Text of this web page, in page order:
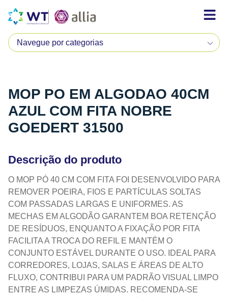
MOP PO EM ALGODAO 40CM
AZUL COM FITA NOBRE
GOEDERT 31500
Descrição do produto
O MOP PÓ 40 CM COM FITA FOI DESENVOLVIDO PARA
REMOVER POEIRA, FIOS E PARTÍCULAS SOLTAS
COM PASSADAS LARGAS E UNIFORMES. AS
MECHAS EM ALGODÃO GARANTEM BOA RETENÇÃO
DE RESÍDUOS, ENQUANTO A FIXAÇÃO POR FITA
FACILITA A TROCA DO REFIL E MANTÉM O
CONJUNTO ESTÁVEL DURANTE O USO. IDEAL PARA
CORREDORES, LOJAS, SALAS E ÁREAS DE ALTO
FLUXO, CONTRIBUI PARA UM PADRÃO VISUAL LIMPO
ENTRE AS LIMPEZAS ÚMIDAS. RECOMENDA‑SE